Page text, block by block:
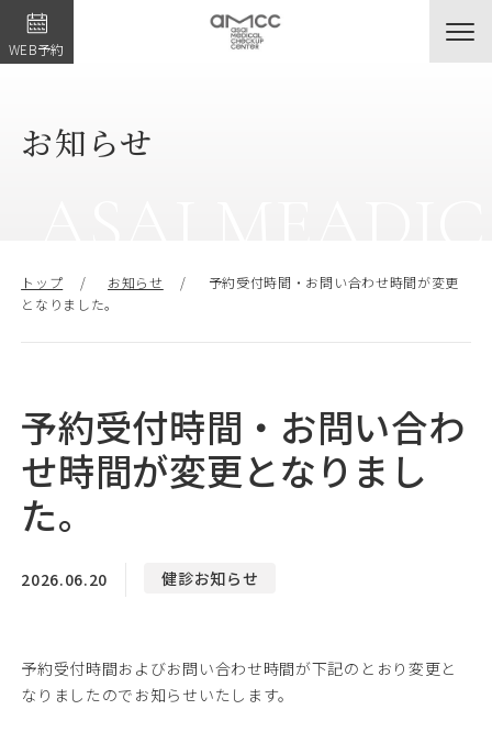
WEB予約
01
03
♯04 受診後の方へ
♯05 理念・施設案内
お知らせ
トップ お知らせ
予約受付時間・お問い合わせ時間が変更
となりました。
予約受付時間・お問い合わ
せ時間が変更となりまし
た。
2026.06.20 健診お知らせ
予約受付時間およびお問い合わせ時間が下記のとおり変更と
なりましたのでお知らせいたします。